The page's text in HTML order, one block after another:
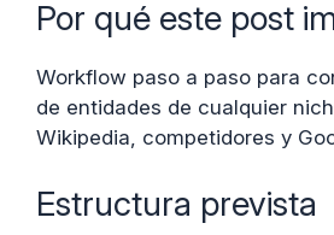
Por qué este post
Workflow paso a paso para
de entidades de cualquier
Wikipedia, competidores y
Estructura prevista